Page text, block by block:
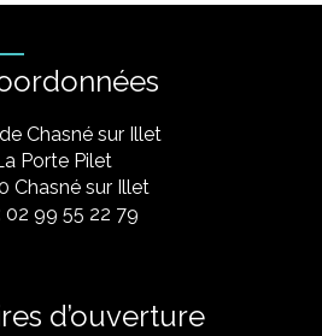
Chasné sur Illet
Porte Pilet
Chasné sur Illet
02 99 55 22 79
d’ouverture